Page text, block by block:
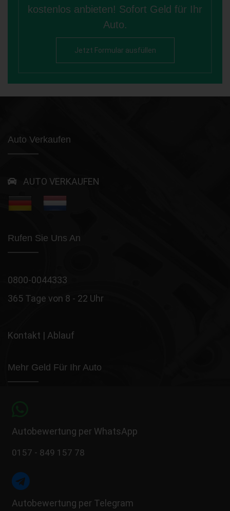
kostenlos anbieten! Sofort Geld für Ihr
Auto.
Jetzt Formular ausfüllen
Auto Verkaufen
AUTO VERKAUFEN
Rufen Sie Uns An
0800-0044333
365 Tage von 8 - 22 Uhr
Kontakt | Ablauf
Mehr Geld Für Ihr Auto
Autobewertung per WhatsApp
0157 - 849 157 78
Autobewertung per Telegram